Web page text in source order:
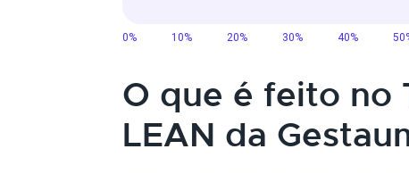
O que é feito no
LEAN da